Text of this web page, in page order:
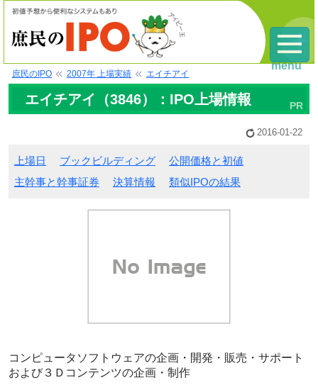
庶民のIPO 2007年 上場実績 エイチアイ
エイチアイ（3846）：IPO上場情報
2016-01-22
上場日 ブックビルディング
公開価格と初値
主幹事と幹事証券
決算情報 類似IPOの結果
コンピュータソフトウェアの企画・開発・販売・サポート
および３Ｄコンテンツの企画・制作
menu